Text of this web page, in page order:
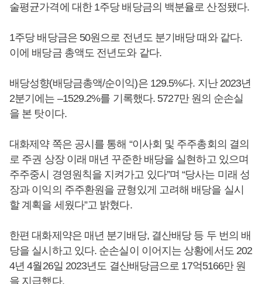
술평균가격에 대한 1주당 배당금의 백분율로 산정됐다.
1주당 배당금은 50원으로 전년도 분기배당 때와 같다.
이에 배당금 총액도 전년도와 같다.
배당성향(배당금총액/순이익)은 129.5%다. 지난 2023년
2분기에는 –1529.2%를 기록했다. 5727만 원의 순손실
을 본 탓이다.
대화제약 쪽은 공시를 통해 “이사회 및 주주총회의 결의
로 주권 상장 이래 매년 꾸준한 배당을 실현하고 있으며
주주중시 경영원칙을 지켜가고 있다”며 “당사는 미래 성
장과 이익의 주주환원을 균형있게 고려해 배당을 실시
할 계획을 세웠다”고 밝혔다.
한편 대화제약은 매년 분기배당, 결산배당 등 두 번의 배
당을 실시하고 있다. 순손실이 이어지는 상황에서도 202
4년 4월26일 2023년도 결산배당금으로 17억5166만 원
을 지급했다.